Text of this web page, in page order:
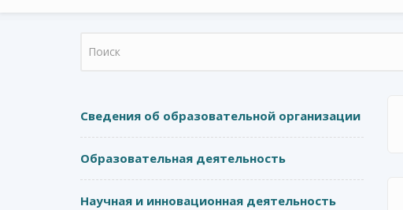
Форма поиска
Сведения об образовательной организации
Образовательная деятельность
Научная и инновационная деятельность